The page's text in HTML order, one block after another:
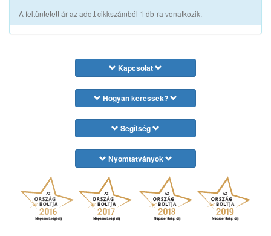
A feltüntetett ár az adott cikkszámból 1 db-ra vonatkozik.
Kapcsolat
Hogyan keressek?
Segítség
Nyomtatványok